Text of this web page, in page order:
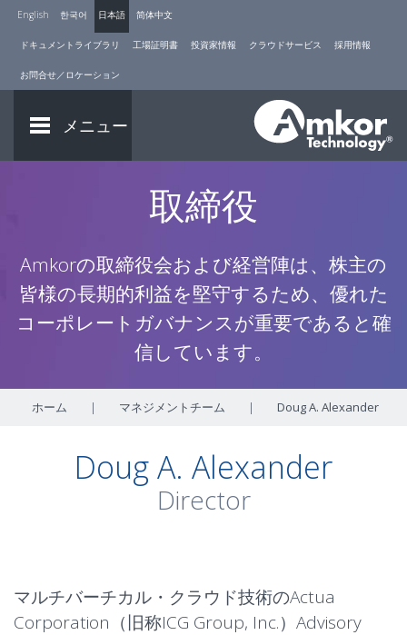
English 한국어 日本語 简体中文
ドキュメントライブラリ 工場証明書 投資家情報 クラウドサービス 採用情報
お問合せ／ロケーション
メニュー
取締役
Amkorの取締役会および経営陣は、株主の
皆様の長期的利益を堅守するため、優れた
コーポレートガバナンスが重要であると確
信しています。
ホーム | マネジメントチーム | Doug A. Alexander
Doug A. Alexander
Director
マルチバーチカル・クラウド技術のActua
Corporation（旧称ICG Group, Inc.）Advisory